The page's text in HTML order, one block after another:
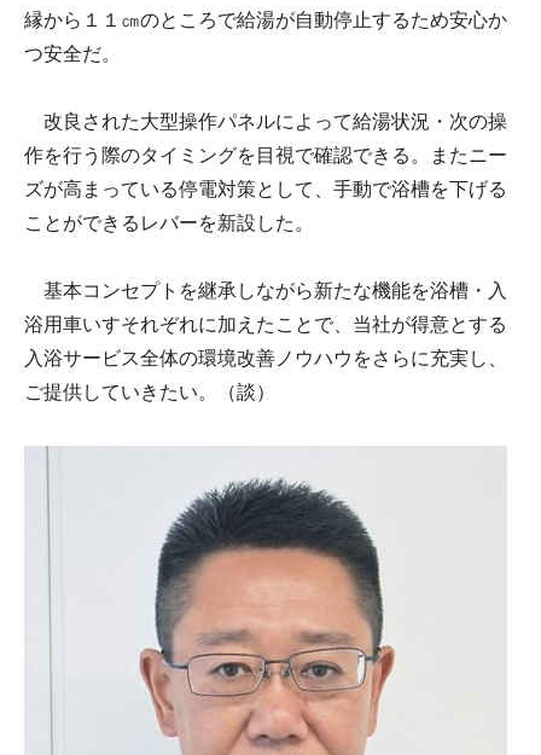
縁から１１㎝のところで給湯が自動停止するため安心か
つ安全だ。
改良された大型操作パネルによって給湯状況・次の操
作を行う際のタイミングを目視で確認できる。またニー
ズが高まっている停電対策として、手動で浴槽を下げる
ことができるレバーを新設した。
基本コンセプトを継承しながら新たな機能を浴槽・入
浴用車いすそれぞれに加えたことで、当社が得意とする
入浴サービス全体の環境改善ノウハウをさらに充実し、
ご提供していきたい。（談）